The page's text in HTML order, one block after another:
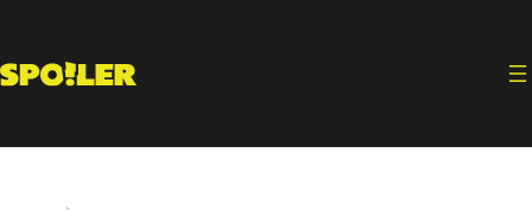
contenido